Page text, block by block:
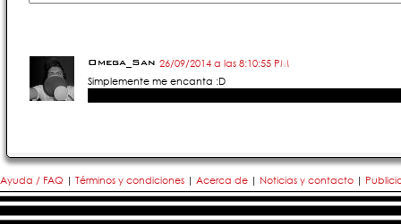
Omega_Santana26/09/2014 a las 8:10:55 PM
Simplemente me encanta :D
Ayuda / FAQ | Términos y condiciones | Acerca de | Noticias y contacto |